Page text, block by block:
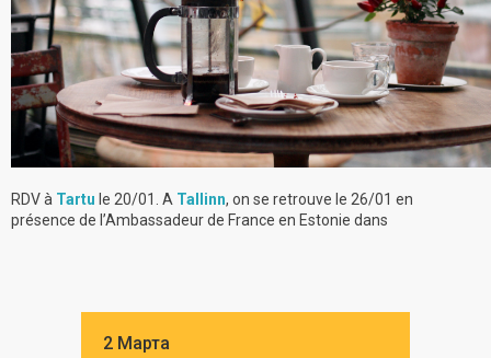
RDV à Tartu le 20/01. A Tallinn, on se retrouve le 26/01 en
présence de l’Ambassadeur de France en Estonie dans
2 Марта